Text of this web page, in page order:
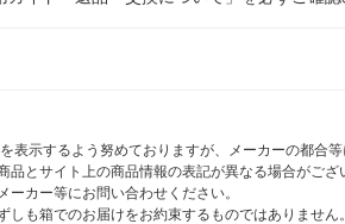
表示するよう努めておりますが、メーカーの都合
品とサイト上の商品情報の表記が異なる場合がご
カー等にお問い合わせください。
しも箱でのお届けをお約束するものではありませ